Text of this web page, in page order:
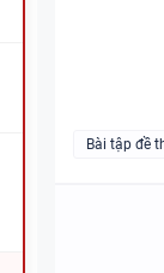
Bài tập đề